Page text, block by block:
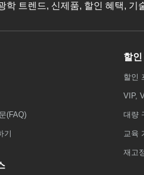
학 트렌드, 신제품, 할인 혜택, 기
(FAQ)
기
할
할인
VIP,
대량
교육
재고